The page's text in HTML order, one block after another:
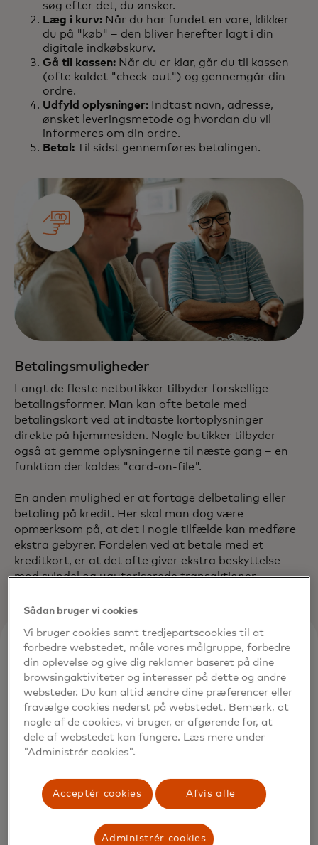
søg efter det, du ønsker.
Læg i kurv: Når du har fundet en vare, klikker
du på "køb" – den bliver herefter lagt i din
digitale indkøbskurv.
Gå til kassen: Når du er klar, går du til kassen
(ofte kaldet "check-out") og gennemgår din
ordre.
Udfyld oplysninger: Indtast navn, adresse,
ønsket leveringsmetode og hvordan du vil
informeres om din ordre.
Betal: Til sidst gennemføres betalingen.
Betalingsmuligheder
Langt de fleste netbutikker tilbyder forskellige
betalingsformer. Man kan ofte betale med
betalingskort ved at indtaste kortoplysninger
direkte på hjemmesiden. Nogle butikker tilbyder
også at gemme oplysningerne til næste gang – en
funktion der kaldes "card-on-file".
En anden mulighed er at fortage delbetaling eller
betaling på kredit. Her skal man dog være
opmærksom på, at det i nogle tilfælde kan medføre
ekstra gebyrer. Fordelen ved at betale med et
kreditkort, er at det ofte giver ekstra beskyttelse
mod svindel og uautoriserede transaktioner.
Gode råd til
når du
handler på
nettet
Sådan bruger vi cookies
Vi bruger cookies samt tredjepartscookies til at
forbedre webstedet, måle vores målgruppe, forbedre
din oplevelse og give dig reklamer baseret på dine
browsingaktiviteter og interesser på dette og andre
websteder. Du kan altid ændre dine præferencer eller
fravælge cookies nederst på webstedet. Bemærk, at
nogle af de cookies, vi bruger, er afgørende for, at
dele af webstedet kan fungere. Læs mere under
"Administrér cookies".
Acceptér cookies Afvis alle
Administrér cookies